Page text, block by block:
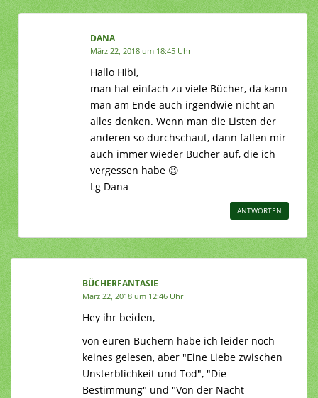
DANA
März 22, 2018 um 18:45 Uhr
Hallo Hibi,
man hat einfach zu viele Bücher, da kann
man am Ende auch irgendwie nicht an
alles denken. Wenn man die Listen der
anderen so durchschaut, dann fallen mir
auch immer wieder Bücher auf, die ich
vergessen habe 😉
Lg Dana
ANTWORTEN
BÜCHERFANTASIE
März 22, 2018 um 12:46 Uhr
Hey ihr beiden,
von euren Büchern habe ich leider noch
keines gelesen, aber "Eine Liebe zwischen
Unsterblichkeit und Tod", "Die
Bestimmung" und "Von der Nacht